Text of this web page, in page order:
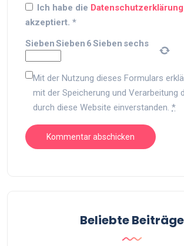
Ich habe die Datenschutzerklärung
akzeptiert. *
SiebenSieben 6Sieben sechs
Mit der Nutzung dieses Formulars
mit der Speicherung und Verarbeitung
durch diese Website einverstanden. *
Beliebte Beiträge